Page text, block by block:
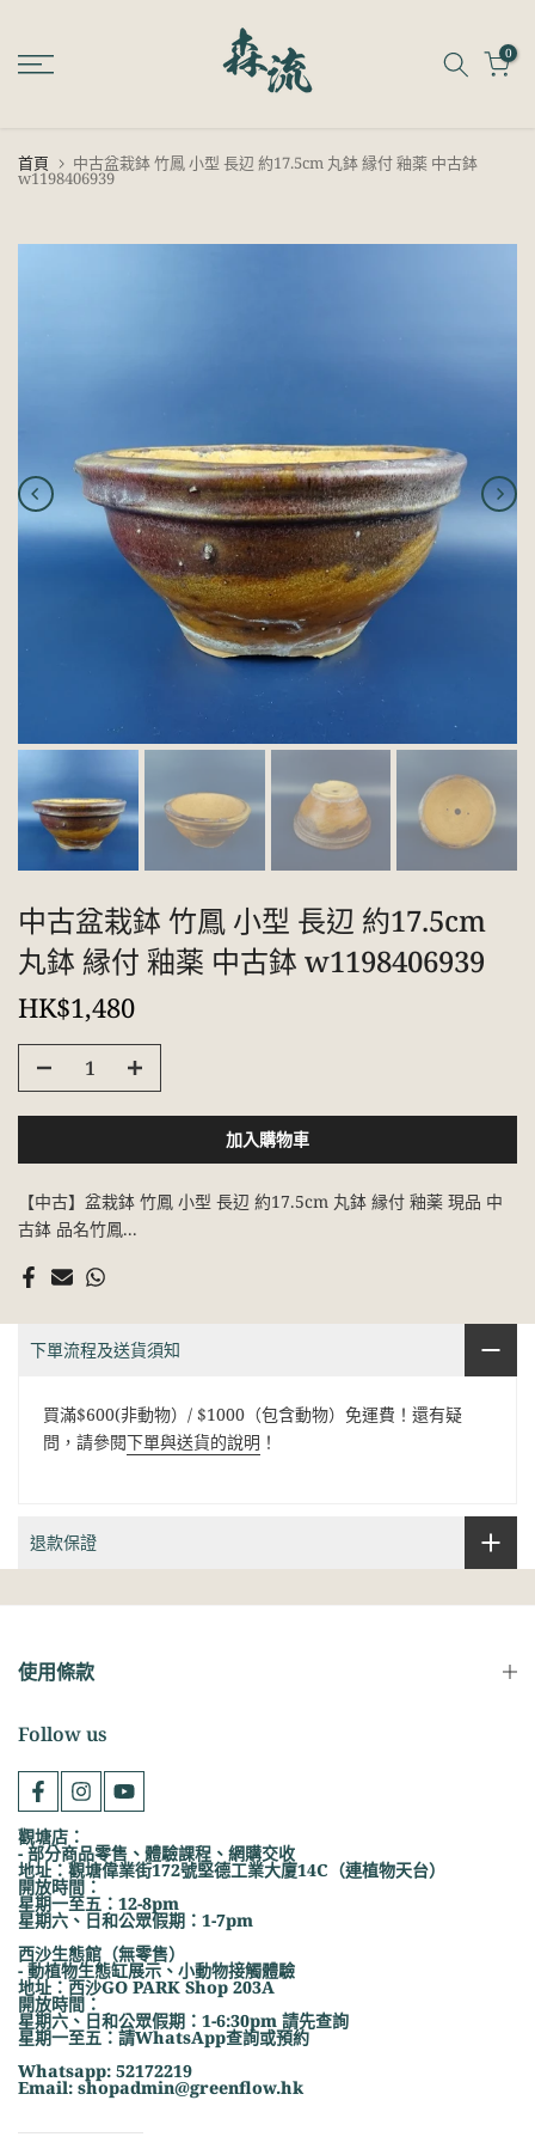
至
內
0
首頁 中古盆栽鉢 竹鳳 小型 長辺 約17.5cm 丸鉢 縁付 釉薬 中古鉢
w1198406939
中古盆栽鉢 竹鳳 小型 長辺 約17.5cm
丸鉢 縁付 釉薬 中古鉢 w1198406939
HK$1,480
加入購物車
【中古】盆栽鉢 竹鳳 小型 長辺 約17.5cm 丸鉢 縁付 釉薬 現品 中
古鉢 品名竹鳳...
下單流程及送貨須知
買滿$600(非動物）/ $1000（包含動物）免運費！還有疑
問，請參閱下單與送貨的說明 ！
退款保證
使用條款
Follow us
觀塘店：
- 部分商品零售、體驗課程、網購交收
地址：觀塘偉業街172號堅德工業大廈14C（連植物天台）
開放時間：
星期一至五：12-8pm
星期六、日和公眾假期：1-7pm
西沙生態館（無零售）
- 動植物生態缸展示、小動物接觸體驗
地址：西沙GO PARK Shop 203A
開放時間：
星期六、日和公眾假期：1-6:30pm 請先查詢
星期一至五：請WhatsApp查詢或預約
Whatsapp: 52172219
Email: shopadmin@greenflow.hk